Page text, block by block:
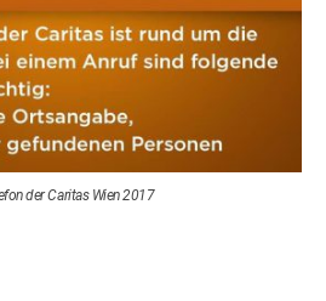
der Caritas Wien 2017